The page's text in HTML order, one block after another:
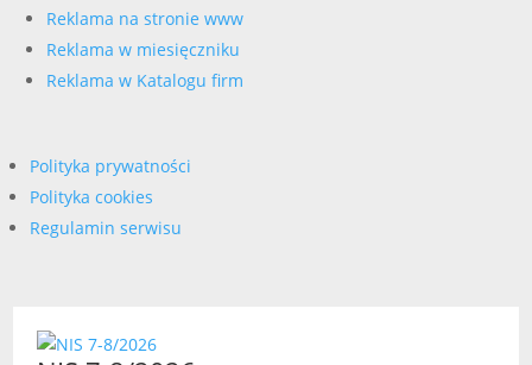
Reklama na stronie www
Reklama w miesięczniku
Reklama w Katalogu firm
Polityka prywatności
Polityka cookies
Regulamin serwisu